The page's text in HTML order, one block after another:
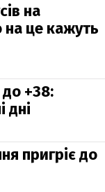
на
це кажуть
до +38:
дні
пригріє до